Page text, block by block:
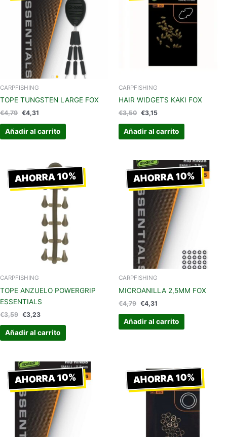
CARPFISHING
TOPE TUNGSTEN LARGE FOX
€4,79
€4,79.
€4,31
€4,31.
Añadir al carrito
CARPFISHING
HAIR WIDGETS KAKI FOX
€3,50
€3,50.
€3,15
€3,15.
Añadir al carrito
AHORRA 10%
CARPFISHING
TOPE ANZUELO POWERGRIP
ESSENTIALS
€3,59
precio
original
era:
€3,23
precio
actual
es:
€3,23.
Añadir al carrito
AHORRA 10%
CARPFISHING
MICROANILLA 2,5MM FOX
€4,79
El
precio
original
era:
€4,79.
€4,31
El
precio
actual
es:
€4,31.
Añadir al carrito
AHORRA 10%
El
precio
original
era:
€4,79.
El
precio
actual
es:
€4,31.
AHORRA 10%
precio
original
era:
precio
actual
es: